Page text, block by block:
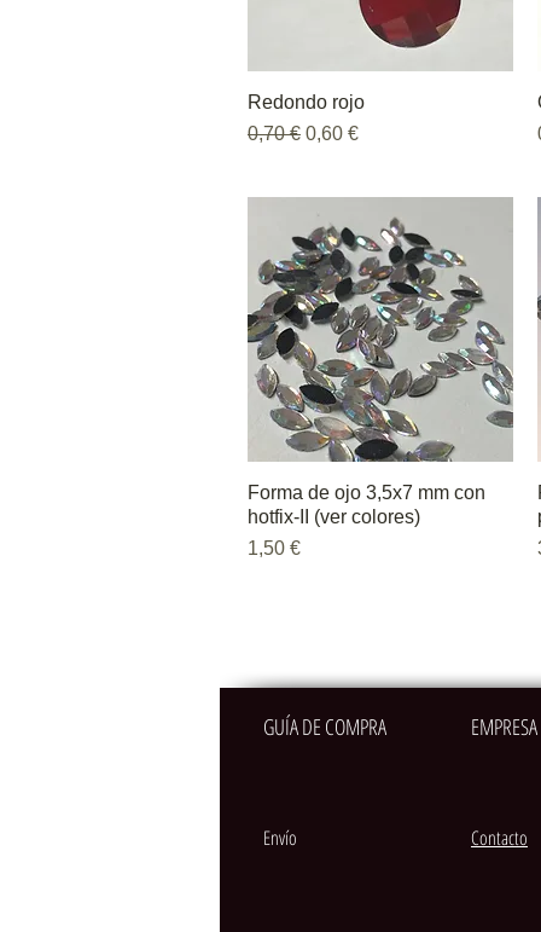
Vista rápida
Redondo rojo
Precio
0,70 € Precio de oferta
0,60 €
Vista rápida
Forma de ojo 3,5x7 mm con
hotfix-II (ver colores)
Precio
1,50 €
GUÍA DE COMPRA EMPRESA
Envío Contacto